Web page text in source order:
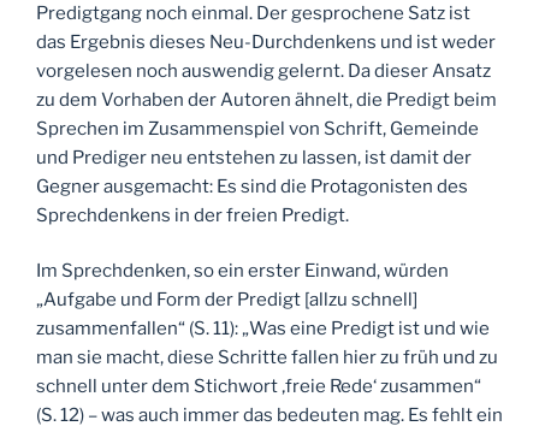
Predigtgang noch einmal. Der gesprochene Satz ist
das Ergebnis dieses Neu-Durchdenkens und ist weder
vorgelesen noch auswendig gelernt. Da dieser Ansatz
zu dem Vorhaben der Autoren ähnelt, die Predigt beim
Sprechen im Zusammenspiel von Schrift, Gemeinde
und Prediger neu entstehen zu lassen, ist damit der
Gegner ausgemacht: Es sind die Protagonisten des
Sprechdenkens in der freien Predigt.
Im Sprechdenken, so ein erster Einwand, würden
„Aufgabe und Form der Predigt [allzu schnell]
zusammenfallen“ (S. 11): „Was eine Predigt ist und wie
man sie macht, diese Schritte fallen hier zu früh und zu
schnell unter dem Stichwort ‚freie Rede‘ zusammen“
(S. 12) – was auch immer das bedeuten mag. Es fehlt ein